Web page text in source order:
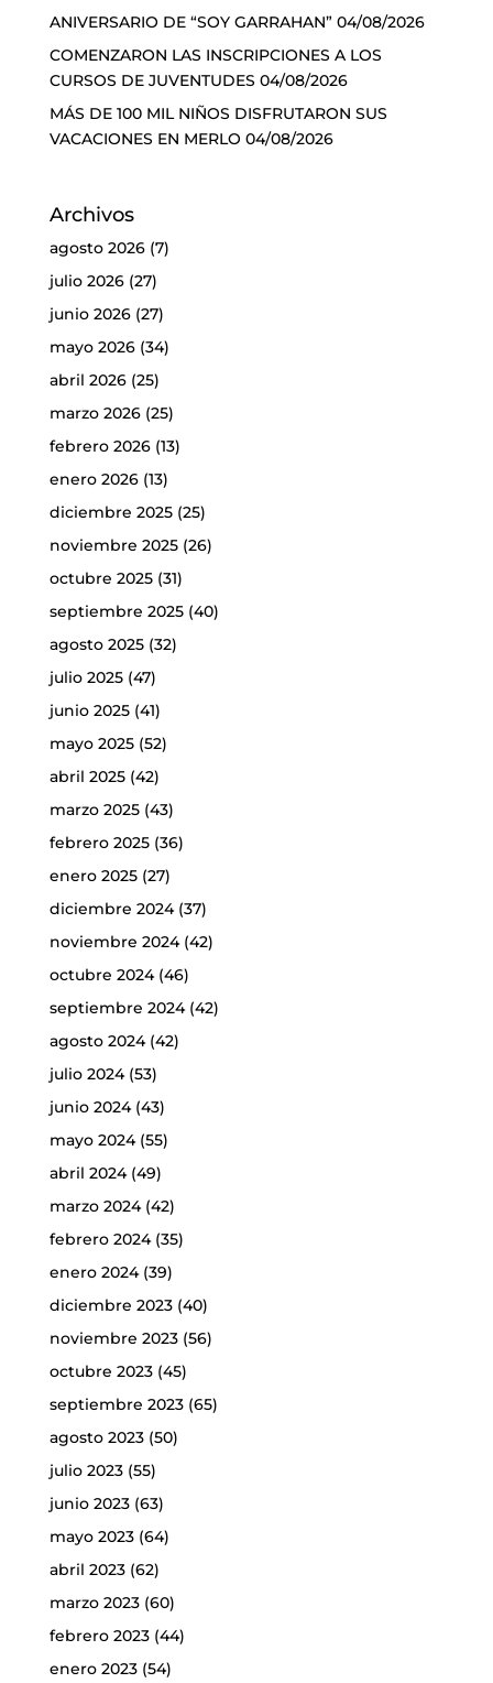
ANIVERSARIO DE “SOY GARRAHAN” 04/08/2026
COMENZARON LAS INSCRIPCIONES A LOS
CURSOS DE JUVENTUDES 04/08/2026
MÁS DE 100 MIL NIÑOS DISFRUTARON SUS
VACACIONES EN MERLO 04/08/2026
Archivos
agosto 2026(7)
julio 2026(27)
junio 2026(27)
mayo 2026(34)
abril 2026(25)
marzo 2026(25)
febrero 2026(13)
enero 2026(13)
diciembre 2025(25)
noviembre 2025(26)
octubre 2025(31)
septiembre 2025(40)
agosto 2025(32)
julio 2025(47)
junio 2025(41)
mayo 2025(52)
abril 2025(42)
marzo 2025(43)
febrero 2025(36)
enero 2025(27)
diciembre 2024(37)
noviembre 2024(42)
octubre 2024(46)
septiembre 2024(42)
agosto 2024(42)
julio 2024(53)
junio 2024(43)
mayo 2024(55)
abril 2024(49)
marzo 2024(42)
febrero 2024(35)
enero 2024(39)
diciembre 2023(40)
noviembre 2023(56)
octubre 2023(45)
septiembre 2023(65)
agosto 2023(50)
julio 2023(55)
junio 2023(63)
mayo 2023(64)
abril 2023(62)
marzo 2023(60)
febrero 2023(44)
enero 2023(54)